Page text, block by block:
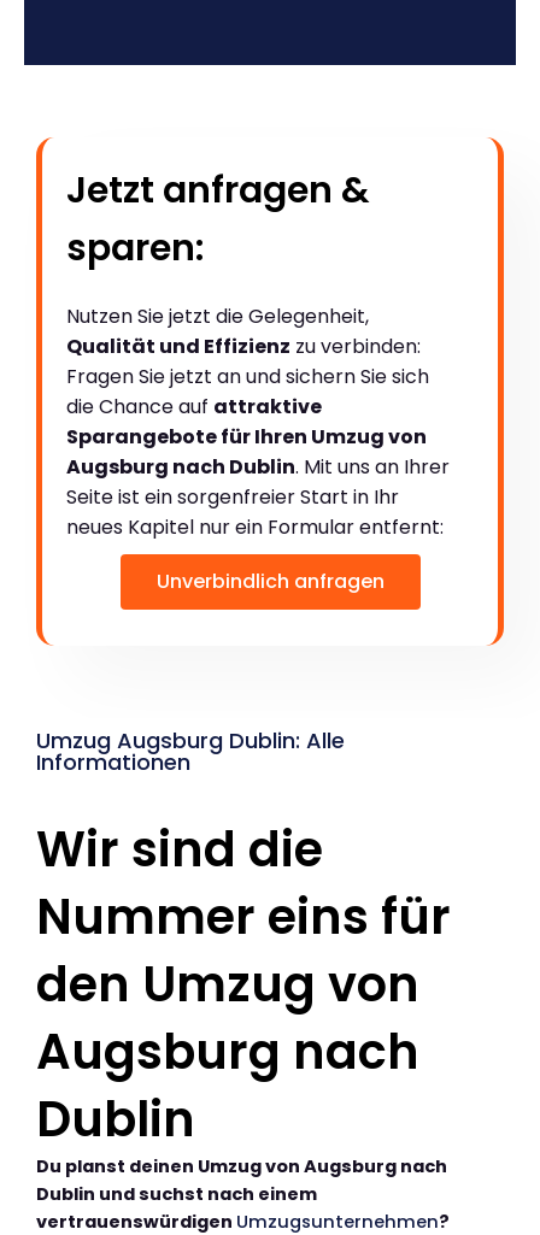
Jetzt anfragen &
sparen:
Nutzen Sie jetzt die Gelegenheit,
Qualität und Effizienz zu verbinden:
Fragen Sie jetzt an und sichern Sie sich
die Chance auf attraktive
Sparangebote für Ihren Umzug von
Augsburg nach Dublin. Mit uns an Ihrer
Seite ist ein sorgenfreier Start in Ihr
neues Kapitel nur ein Formular entfernt:
Unverbindlich anfragen
Umzug Augsburg Dublin: Alle
Informationen
Wir sind die
Nummer eins für
den Umzug von
Augsburg nach
Dublin
Du planst deinen Umzug von Augsburg nach
Dublin und suchst nach einem
vertrauenswürdigen Umzugsunternehmen?